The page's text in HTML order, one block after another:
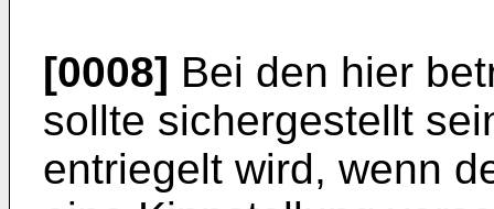
[0008] Bei den hier
sollte sichergestellt
entriegelt wird, wenn